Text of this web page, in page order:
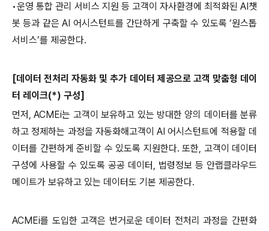
•운영 통합 관리 서비스 지원 등 고객이 자사환경에 최적화된 AI 챗
봇 등과 같은 AI 어시스턴트를 간단하게 구축할 수 있도록 ‘원스톱
서비스’를 제공한다.
[데이터 전처리 자동화 및 추가 데이터 제공으로 고객 맞춤형 데이
터 레이크(*) 구성]
먼저 , ACMEi는 고객이 보유하고 있는 방대한 양의 데이터를 분류
하고 정제하는 과정을 자동화해고객이 AI어시스턴트에 적용할 데
이터를 간편하게 준비할 수 있도록 지원한다. 또한, 고객이 데이터
구성에 사용할 수 있도록 공공 데이터 , 법령정보 등 안랩클라우드
메이트가 보유하고 있는 데이터도 기본 제공한다.
ACMEi를 도입한 고객은 번거로운 데이터 전처리 과정을 간편화